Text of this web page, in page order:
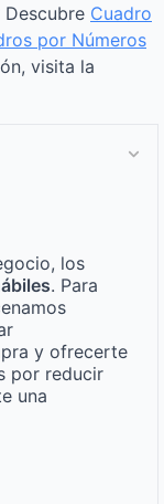
Cuadro
por Números
visita la
los
. Para
y ofrecerte
por reducir
una